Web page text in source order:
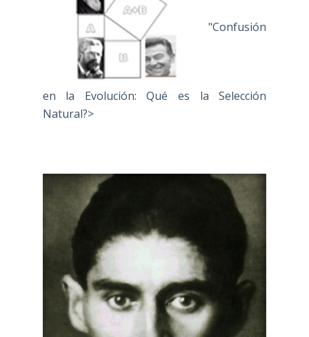
"Confusión
en la Evolución: Qué es la Selección
Natural?>